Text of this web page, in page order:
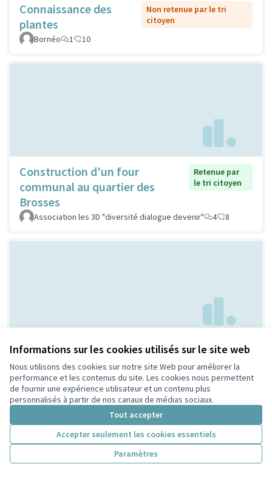
Informations sur les cookies utilisés sur le site web
Nous utilisons des cookies sur notre site Web pour améliorer la
performance et les contenus du site. Les cookies nous permettent
de fournir une expérience utilisateur et un contenu plus
personnalisés à partir de nos canaux de médias sociaux.
Tout accepter
Accepter seulement les cookies essentiels
Paramètres
Connaissance des
plantes
Non retenue par le tri
citoyen
Bornéo
1 10
Construction d'un four
communal au quartier des
Brosses
Retenue par
le tri citoyen
Association les 3D "diversité dialogue devenir" 4 8
Creation d'espaces
jeunesse
Non retenue par le tri
Bouaziz
1 4